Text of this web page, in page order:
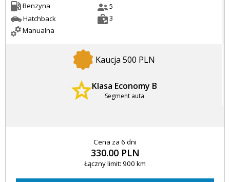
Benzyna
Hatchback
Manualna
5
3
Kaucja 500 PLN
Klasa Economy B
Segment auta
Cena za 6 dni
330.00 PLN
Łączny limit: 900 km